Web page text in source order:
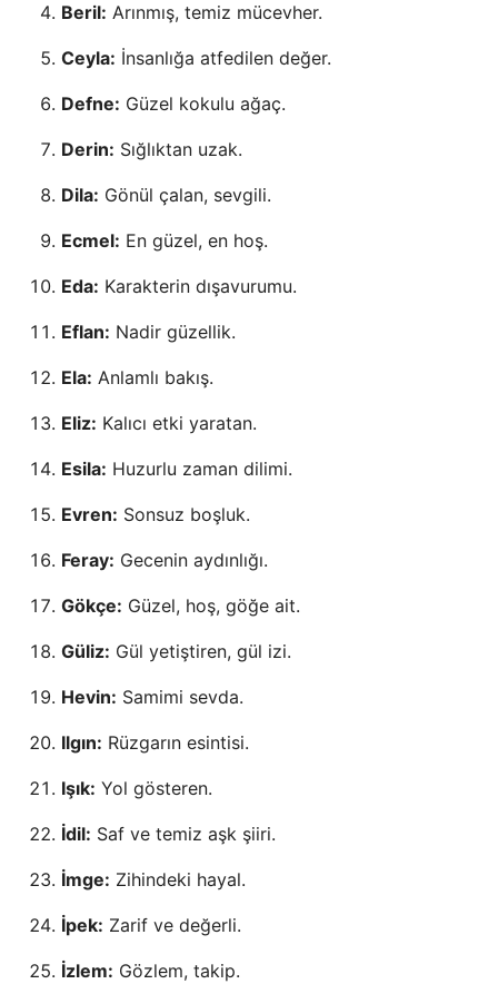
Beril: Arınmış, temiz mücevher.
Ceyla: İnsanlığa atfedilen değer.
Defne: Güzel kokulu ağaç.
Derin: Sığlıktan uzak.
Dila: Gönül çalan, sevgili.
Ecmel: En güzel, en hoş.
Eda: Karakterin dışavurumu.
Eflan: Nadir güzellik.
Ela: Anlamlı bakış.
Eliz: Kalıcı etki yaratan.
Esila: Huzurlu zaman dilimi.
Evren: Sonsuz boşluk.
Feray: Gecenin aydınlığı.
Gökçe: Güzel, hoş, göğe ait.
Güliz: Gül yetiştiren, gül izi.
Hevin: Samimi sevda.
Ilgın: Rüzgarın esintisi.
Işık: Yol gösteren.
İdil: Saf ve temiz aşk şiiri.
İmge: Zihindeki hayal.
İpek: Zarif ve değerli.
İzlem: Gözlem, takip.